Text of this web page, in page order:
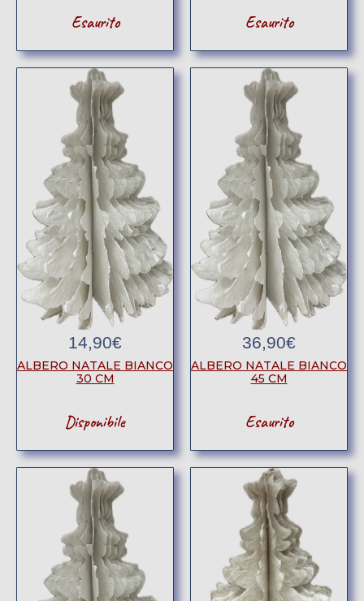
Esaurito Esaurito
14,90€
ALBERO NATALE BIANCO
30 CM
Disponibile
36,90€
ALBERO NATALE BIANCO
45 CM
Esaurito